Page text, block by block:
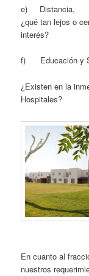
e) Distancia,
¿qué tan lejos o
interés?
f) Educación y
¿Existen en la
Hospitales?
En cuanto al
nuestros